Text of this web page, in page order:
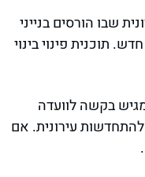
שבו הורסים בנייני
תוכנית פינוי בינוי
בקשה לוועדה
עירונית. אם